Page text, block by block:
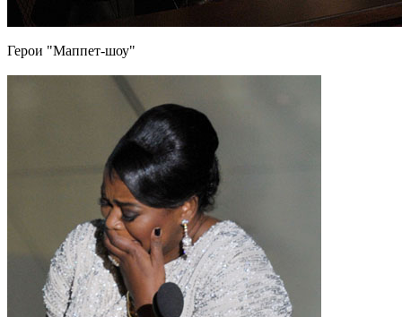
Герои "Маппет-шоу"